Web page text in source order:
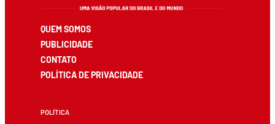
QUEM SOMOS
PUBLICIDADE
CONTATO
POLÍTICA DE PRIVACIDADE
POLÍTICA